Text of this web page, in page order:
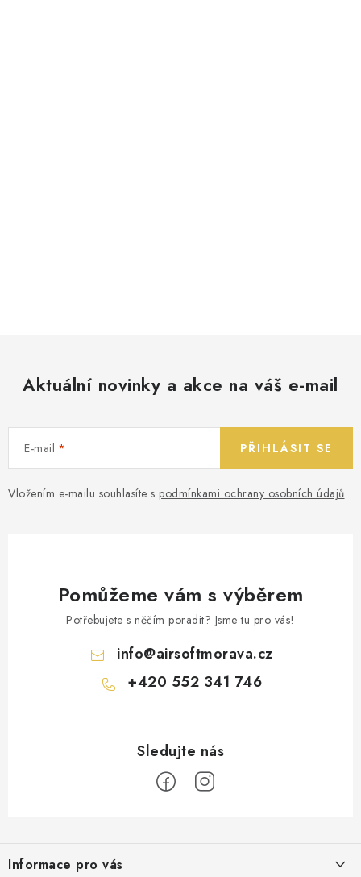
Aktuální novinky a akce na váš e-mail
E-mail
Vložením e-mailu souhlasíte s podmínkami ochrany osobních údajů
PŘIHLÁSIT SE
Pomůžeme vám s výběrem
Potřebujete s něčím poradit? Jsme tu pro vás!
info@airsoftmorava.cz
+420 552 341 746
Informace pro vás